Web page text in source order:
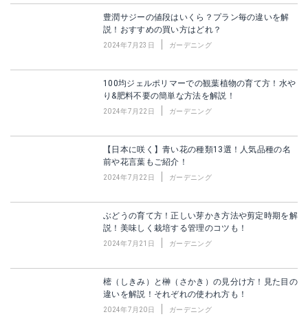
豊潤サジーの値段はいくら？プラン毎の違いを解
説！おすすめの買い方はどれ？
2024年7月23日 ガーデニング
100均ジェルポリマーでの観葉植物の育て方！水や
り&肥料不要の簡単な方法を解説！
2024年7月22日 ガーデニング
【日本に咲く】青い花の種類13選！人気品種の名
前や花言葉もご紹介！
2024年7月22日 ガーデニング
ぶどうの育て方！正しい芽かき方法や剪定時期を解
説！美味しく栽培する管理のコツも！
2024年7月21日 ガーデニング
樒（しきみ）と榊（さかき）の見分け方！見た目の
違いを解説！それぞれの使われ方も！
2024年7月20日 ガーデニング